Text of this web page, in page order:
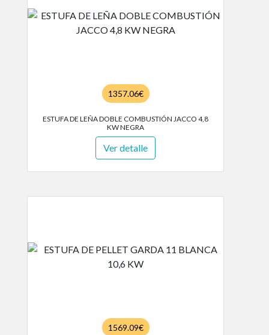
1357.06€
ESTUFA DE LEÑA DOBLE COMBUSTIÓN JACCO 4,8
KW NEGRA
Ver detalle
1569.09€